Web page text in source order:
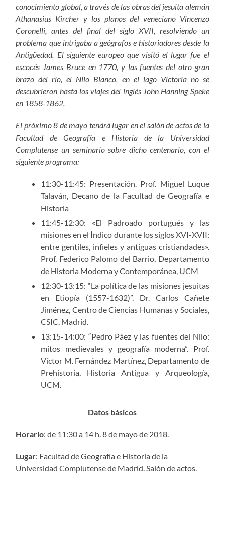
conocimiento global, a través de las obras del jesuita alemán
Athanasius Kircher y los planos del veneciano Vincenzo
Coronelli, antes del final del siglo XVII, resolviendo un
problema que intrigaba a geógrafos e historiadores desde la
Antigüedad. El siguiente europeo que visitó el lugar fue el
escocés James Bruce en 1770, y las fuentes del otro gran
brazo del río, el Nilo Blanco, en el lago Victoria no se
descubrieron hasta los viajes del inglés John Hanning Speke
en 1858-1862.
El próximo 8 de mayo tendrá lugar en el salón de actos de la
Facultad de Geografía e Historia de la Universidad
Complutense un seminario sobre dicho centenario, con el
siguiente programa:
11:30-11:45: Presentación. Prof. Miguel Luque
Talaván, Decano de la Facultad de Geografía e
Historia
11:45-12:30: «El Padroado portugués y las
misiones en el Índico durante los siglos XVI-XVII:
entre gentiles, infieles y antiguas cristiandades».
Prof. Federico Palomo del Barrio, Departamento
de Historia Moderna y Contemporánea, UCM
12:30-13:15: “La política de las misiones jesuitas
en Etiopía (1557-1632)”. Dr. Carlos Cañete
Jiménez, Centro de Ciencias Humanas y Sociales,
CSIC, Madrid.
13:15-14:00: “Pedro Páez y las fuentes del Nilo:
mitos medievales y geografía moderna”. Prof.
Víctor M. Fernández Martínez, Departamento de
Prehistoria, Historia Antigua y Arqueología,
UCM.
Datos básicos
Horario: de 11:30 a 14 h. 8 de mayo de 2018.
Lugar: Facultad de Geografía e Historia de la
Universidad Complutense de Madrid. Salón de actos.